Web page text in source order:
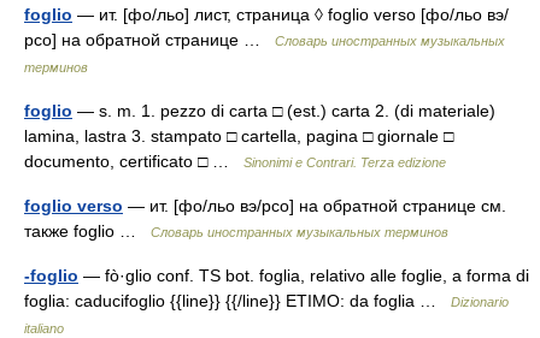
foglio — ит. [фо/льо] лист, страница ◊ foglio verso [фо/льо вэ/
рсо] на обратной странице …
Словарь иностранных музыкальных
терминов
foglio — s. m. 1. pezzo di carta □ (est.) carta 2. (di materiale)
lamina, lastra 3. stampato □ cartella, pagina □ giornale □
documento, certificato □ …
Sinonimi e Contrari. Terza edizione
foglio verso — ит. [фо/льо вэ/рсо] на обратной странице см.
также foglio …
Словарь иностранных музыкальных терминов
-foglio — fò·glio conf. TS bot. foglia, relativo alle foglie, a forma di
foglia: caducifoglio {{line}} {{/line}} ETIMO: da foglia …
Dizionario
italiano